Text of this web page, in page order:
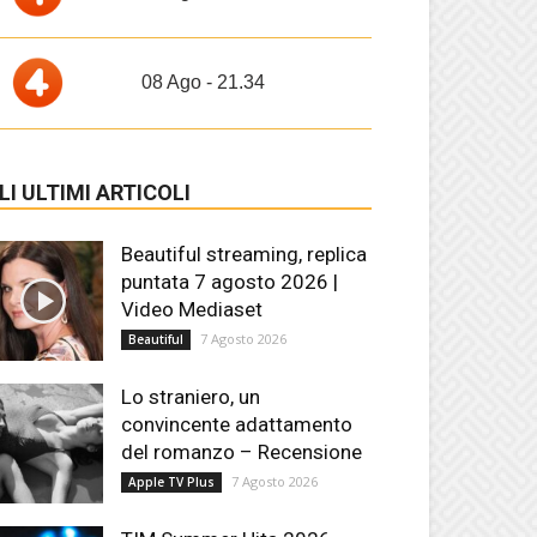
08 Ago - 21.34
ULTIMI ARTICOLI
Beautiful streaming, replica
puntata 7 agosto 2026 |
Video Mediaset
Beautiful 7 Agosto 2026
Lo straniero, un
convincente adattamento
del romanzo – Recensione
Apple TV Plus 7 Agosto 2026